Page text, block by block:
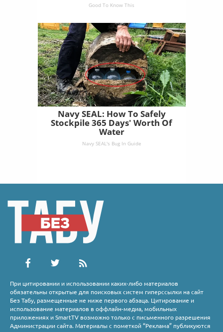
Good To Know This
Navy SEAL: How To Safely
Stockpile 365 Days' Worth Of
Water
Navy SEAL's Bug In Guide
При цитировании и использовании каких-либо материалов
обязательны открытые для поисковых систем гиперссылки на сайт
Без Табу, размещенные не ниже первого абзаца. Цитирование и
использование материалов в оффлайн-медиа, мобильных
приложениях и SmartTV возможно только с письменного разрешения
Администрации сайта. Материалы с пометкой “Реклама” публикуются